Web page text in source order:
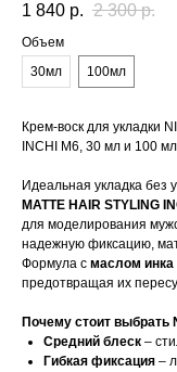
1 840 р. 2 300 р.
Объем
30мл
100мл
Крем-воск для укладки
INCHI M6, 30 мл и 100 мл
Идеальная укладка без
MATTE HAIR STYLING
для моделирования
надежную фиксацию,
Формула с маслом инка
предотвращая их
Почему стоит выбрать
Средний блеск –
Гибкая фиксация –